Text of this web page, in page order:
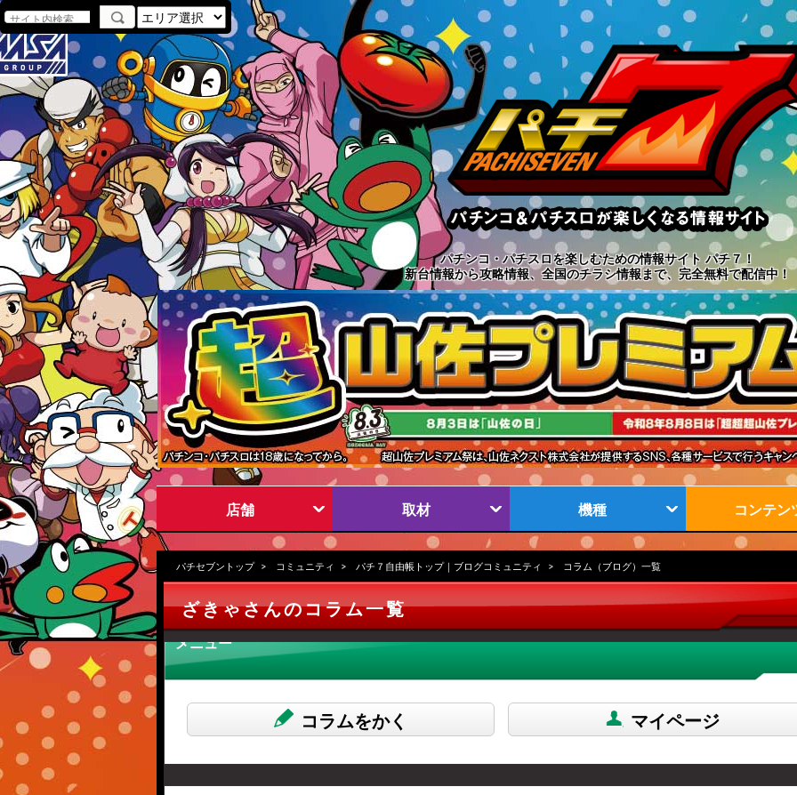
パチンコ・パチスロを楽しむための情報サイト パチ７！
新台情報から攻略情報、全国のチラシ情報まで、完全無料で配信中！
店舗 取材 機種 コンテン
パチセブントップ コミュニティ パチ７自由帳トップ｜ブログコミュニティ コラム（ブログ）一覧
ざきゃさんのコラム一覧
メニュー
コラムをかく マイページ